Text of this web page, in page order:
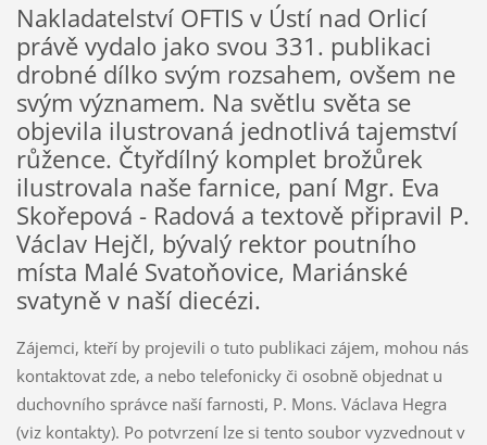
Nakladatelství OFTIS v Ústí nad Orlicí
právě vydalo jako svou 331. publikaci
drobné dílko svým rozsahem, ovšem ne
svým významem. Na světlu světa se
objevila ilustrovaná jednotlivá tajemství
růžence. Čtyřdílný komplet brožůrek
ilustrovala naše farnice, paní Mgr. Eva
Skořepová - Radová a textově připravil P.
Václav Hejčl, bývalý rektor poutního
místa Malé Svatoňovice, Mariánské
svatyně v naší diecézi.
Zájemci, kteří by projevili o tuto publikaci zájem, mohou nás
kontaktovat zde, a nebo telefonicky či osobně objednat u
duchovního správce naší farnosti, P. Mons. Václava Hegra
(viz kontakty). Po potvrzení lze si tento soubor vyzvednout v